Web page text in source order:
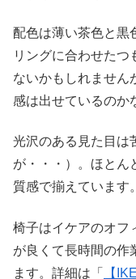
配色は薄い茶色と黒
リングに合わせたつ
ないかもしれません
感は出せているのか
光沢のある見た目は
が・・・）。ほとん
質感で揃えています。
椅子はイケアのオフ
が良くて長時間の作
ます。詳細は「
【